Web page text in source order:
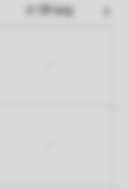
vr 28 aug